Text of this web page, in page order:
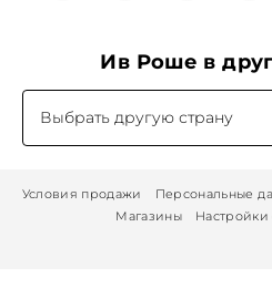
Ив Роше в
Выбрать другую страну
Условия продажи Персональные
Магазины